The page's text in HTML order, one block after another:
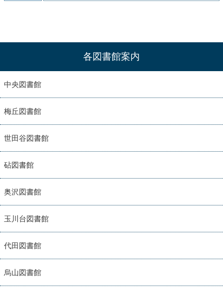
各図書館案内
中央図書館
梅丘図書館
世田谷図書館
砧図書館
奥沢図書館
玉川台図書館
代田図書館
烏山図書館